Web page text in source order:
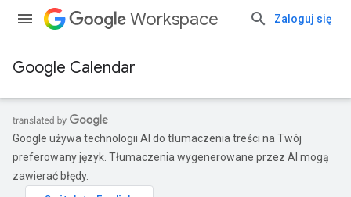
Workspace Zaloguj się
Google Calendar
Google używa technologii AI do tłumaczenia treści na Twój
preferowany język. Tłumaczenia wygenerowane przez AI mogą
zawierać błędy.